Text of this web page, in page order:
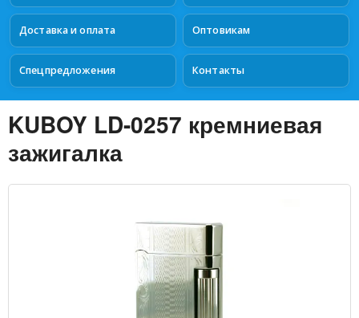
Доставка и оплата Оптовикам
Спецпредложения Контакты
KUBOY LD-0257 кремниевая
зажигалка